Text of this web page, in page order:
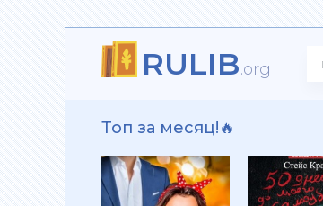
RULIB.org
Топ за месяц!🔥
Донских
- Сергей Михеенков